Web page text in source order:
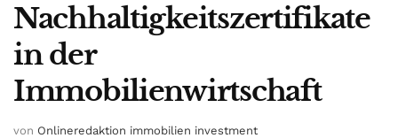
Nachhaltigkeitszertifikate
in der
Immobilienwirtschaft
von Onlineredaktion immobilien investment